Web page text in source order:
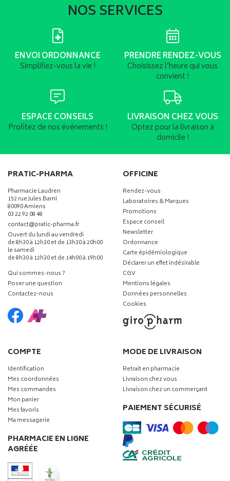
NOS SERVICES
ENVOI ORDONNANCE
Simplifiez-vous la vie !
PRENDRE RENDEZ-VOUS
Choisissez l’heure qui vous
convient !
ESPACE CONSEILS
Profitez de nos événements !
LIVRAISON CHEZ VOUS
Optez pour la livraison à
domicile !
PRATIC-PHARMA
Pharmacie Laudren
152 rue Jules Barni
80090 Amiens
03 22 92 08 48
contact-
@-
pratic-pharma.fr
Ouvert du lundi au vendredi
de 8h30 à 12h30 et de 13h30 à 20h00
le samedi
de 8h30 à 12h30 et de 14h00 à 19h00
Qui sommes-nous ?
Poser une question
Contactez-nous
OFFICINE
Rendez-vous
Laboratoires & Marques
Promotions
Espace conseil
Newsletter
Ordonnance
Carte épidémiologique
Déclarer un effet indésirable
CGV
Mentions légales
Données personnelles
Cookies
COMPTE
Identification
Mes coordonnées
Mes commandes
Mon panier
Mes favoris
Ma messagerie
PHARMACIE EN LIGNE
AGRÉÉE
MODE DE LIVRAISON
Retrait en pharmacie
Livraison chez vous
Livraison chez un commerçant
PAIEMENT SÉCURISÉ